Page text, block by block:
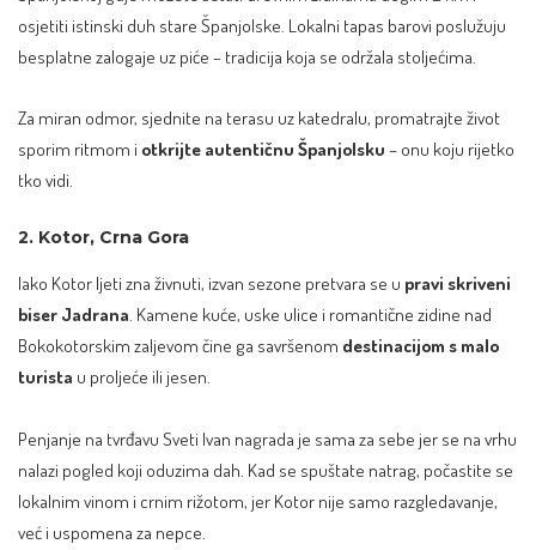
osjetiti istinski duh stare Španjolske. Lokalni tapas barovi poslužuju
besplatne zalogaje uz piće – tradicija koja se održala stoljećima.
Za miran odmor, sjednite na terasu uz katedralu, promatrajte život
sporim ritmom i otkrijte autentičnu Španjolsku – onu koju rijetko
tko vidi.
2. Kotor, Crna Gora
Iako Kotor ljeti zna živnuti, izvan sezone pretvara se u pravi skriveni
biser Jadrana. Kamene kuće, uske ulice i romantične zidine nad
Bokokotorskim zaljevom čine ga savršenom destinacijom s malo
turista u proljeće ili jesen.
Penjanje na tvrđavu Sveti Ivan nagrada je sama za sebe jer se na vrhu
nalazi pogled koji oduzima dah. Kad se spuštate natrag, počastite se
lokalnim vinom i crnim rižotom, jer Kotor nije samo razgledavanje,
već i uspomena za nepce.